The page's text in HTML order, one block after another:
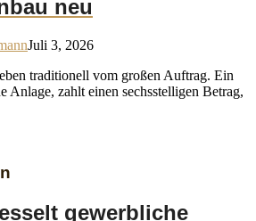
neu
Juli 3, 2026
traditionell vom großen Auftrag. Ein
Anlage, zahlt einen sechsstelligen Betrag,
gewerbliche